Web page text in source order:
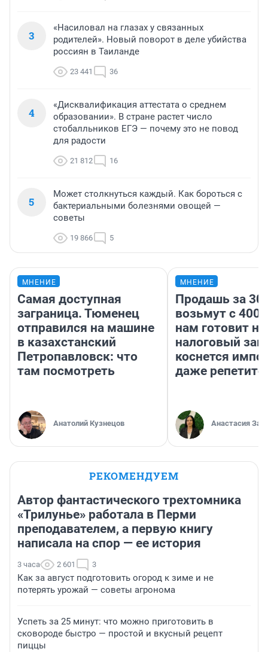
3
«Насиловал на глазах у связанных
родителей». Новый поворот в деле убийства
россиян в Таиланде
23 441 36
4
«Дисквалификация аттестата о среднем
образовании». В стране растет число
стобалльников ЕГЭ — почему это не повод
для радости
21 812 16
5
Может столкнуться каждый. Как бороться с
бактериальными болезнями овощей —
советы
19 866 5
МНЕНИЕ
Самая доступная
заграница. Тюменец
отправился на машине
в казахстанский
Петропавловск: что
там посмотреть
Анатолий Кузнецов
МНЕНИЕ
Продашь за
возьмут с
нам готовит
налоговый
коснется
даже
Анастасия
РЕКОМЕНДУЕМ
Автор фантастического трехтомника
«Трилунье» работала в Перми
преподавателем, а первую книгу
написала на спор — ее история
3 часа 2 601 3
Как за август подготовить огород к зиме и не
потерять урожай — советы агронома
Успеть за 25 минут: что можно приготовить в
сковороде быстро — простой и вкусный рецепт
пиццы